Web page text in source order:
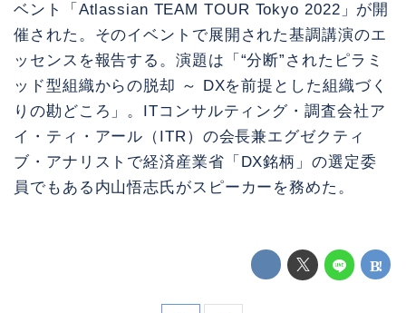
ベント「Atlassian TEAM TOUR Tokyo 2022」が開
催された。そのイベントで展開された基調講演のエ
ッセンスを報告する。演題は「“分断”されたピラミ
ッド型組織からの脱却 ～ DXを前提とした組織づく
りの勘どころ」。ITコンサルティング・調査会社ア
イ・ティ・アール（ITR）の会長兼エグゼクティ
ブ・アナリストで経済産業省「DX銘柄」の選定委
員でもある内山悟志氏がスピーカーを務めた。